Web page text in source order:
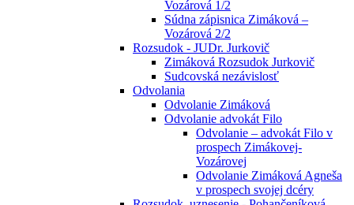
Vozárová 1/2
Súdna zápisnica Zimáková –
Vozárová 2/2
Rozsudok - JUDr. Jurkovič
Zimáková Rozsudok Jurkovič
Sudcovská nezávislosť
Odvolania
Odvolanie Zimáková
Odvolanie advokát Filo
Odvolanie – advokát Filo v
prospech Zimákovej-
Vozárovej
Odvolanie Zimáková Agneša
v prospech svojej dcéry